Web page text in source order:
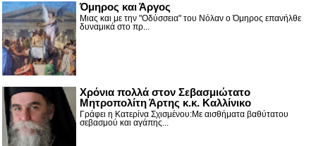
Όμηρος και Άργος
Μιας και με την "Οδύσσεια" του Νόλαν ο Όμηρος επανήλθε
δυναμικά στο πρ...
Χρόνια πολλά στον Σεβασμιώτατο
Μητροπολίτη Άρτης κ.κ. Καλλίνικο
Γράφει η Κατερίνα Σχισμένου:Με αισθήματα βαθύτατου
σεβασμού και αγάπης...